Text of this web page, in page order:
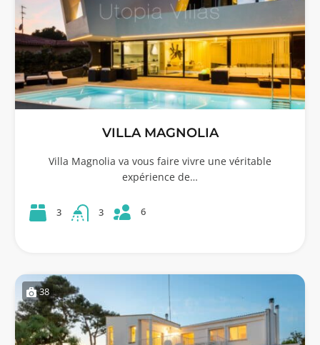
VILLA MAGNOLIA
Villa Magnolia va vous faire vivre une véritable
expérience de…
3 3 6
38